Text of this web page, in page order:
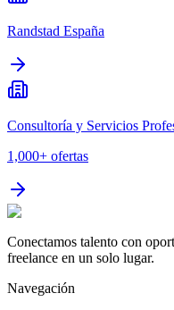
Randstad España
Consultoría y Servicios
1,000+ ofertas
Conectamos talento con
freelance en un solo lugar.
Navegación